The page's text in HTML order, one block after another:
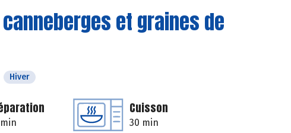
et graines de
Hiver
Cuisson
30 min